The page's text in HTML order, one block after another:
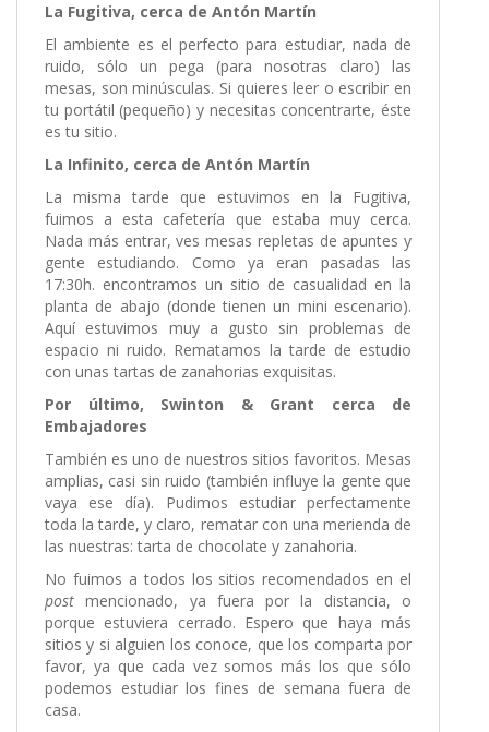
La Fugitiva, cerca de Antón Martín
El ambiente es el perfecto para estudiar, nada de
ruido, sólo un pega (para nosotras claro) las
mesas, son minúsculas. Si quieres leer o escribir en
tu portátil (pequeño) y necesitas concentrarte, éste
es tu sitio.
La Infinito, cerca de Antón Martín
La misma tarde que estuvimos en la Fugitiva,
fuimos a esta cafetería que estaba muy cerca.
Nada más entrar, ves mesas repletas de apuntes y
gente estudiando. Como ya eran pasadas las
17:30h. encontramos un sitio de casualidad en la
planta de abajo (donde tienen un mini escenario).
Aquí estuvimos muy a gusto sin problemas de
espacio ni ruido. Rematamos la tarde de estudio
con unas tartas de zanahorias exquisitas.
Por último, Swinton & Grant cerca de
Embajadores
También es uno de nuestros sitios favoritos. Mesas
amplias, casi sin ruido (también influye la gente que
vaya ese día). Pudimos estudiar perfectamente
toda la tarde, y claro, rematar con una merienda de
las nuestras: tarta de chocolate y zanahoria.
No fuimos a todos los sitios recomendados en el
post mencionado, ya fuera por la distancia, o
porque estuviera cerrado. Espero que haya más
sitios y si alguien los conoce, que los comparta por
favor, ya que cada vez somos más los que sólo
podemos estudiar los fines de semana fuera de
casa.